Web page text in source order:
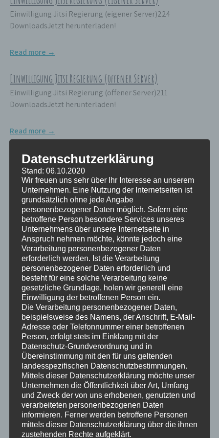
Einwilligung Jitsi Regierung (eigener Server)224
DownloadsJetzt herunterladen!
Read more →
Einwilligung Jitsi Regierung (offener Server)
Einwilligung Jitsi Regierung (offener Server)211
DownloadsJetzt herunterladen!
Read more →
Impressum Jitsi
Impressum Jitsi222 DownloadsJetzt herunterladen!
Read more →
Problemlösungen Audio und Video
Problemlösungen Audio und Video199 DownloadsJetzt
herunterladen!
Read more →
Datenschutzerklärung Jitsi Regierung
Datenschutzerklärung Jitsi Regierung406
DownloadsJetzt herunterladen!
Read more →
Anleitung Jitsi
Anleitung Jitsi397 DownloadsJetzt herunterladen!
Read more →
Datenschutzerklärung
Stand: 06.10.2020
Wir freuen uns sehr über Ihr Interesse an unserem
Unternehmen. Eine Nutzung der Internetseiten ist
grundsätzlich ohne jede Angabe
personenbezogener Daten möglich. Sofern eine
betroffene Person besondere Services unseres
Unternehmens über unsere Internetseite in
Anspruch nehmen möchte, könnte jedoch eine
Verarbeitung personenbezogener Daten
erforderlich werden. Ist die Verarbeitung
personenbezogener Daten erforderlich und
besteht für eine solche Verarbeitung keine
gesetzliche Grundlage, holen wir generell eine
Einwilligung der betroffenen Person ein.
Die Verarbeitung personenbezogener Daten,
beispielsweise des Namens, der Anschrift, E-Mail-
Adresse oder Telefonnummer einer betroffenen
Person, erfolgt stets im Einklang mit der
Datenschutz-Grundverordnung und in
Übereinstimmung mit den für uns geltenden
landesspezifischen Datenschutzbestimmungen.
Mittels dieser Datenschutzerklärung möchte unser
Unternehmen die Öffentlichkeit über Art, Umfang
und Zweck der von uns erhobenen, genutzten und
verarbeiteten personenbezogenen Daten
informieren. Ferner werden betroffene Personen
mittels dieser Datenschutzerklärung über die ihnen
zustehenden Rechte aufgeklärt.